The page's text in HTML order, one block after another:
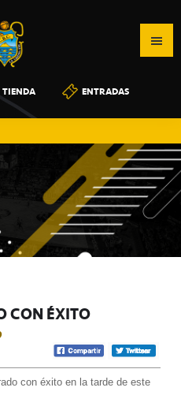
TIENDA ENTRADAS
CON ÉXITO
con éxito en la tarde de este